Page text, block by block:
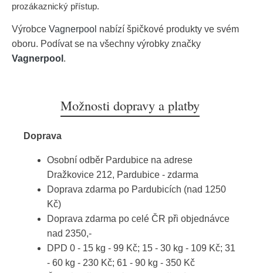
prozákaznický přístup.
Výrobce Vagnerpool nabízí špičkové produkty ve svém
oboru. Podívat se na všechny výrobky značky
Vagnerpool .
Možnosti dopravy a platby
Doprava
Osobní odběr Pardubice na adrese
Dražkovice 212, Pardubice - zdarma
Doprava zdarma po Pardubicích (nad 1250
Kč)
Doprava zdarma po celé ČR při objednávce
nad 2350,-
DPD 0 - 15 kg - 99 Kč; 15 - 30 kg - 109 Kč; 31
- 60 kg - 230 Kč; 61 - 90 kg - 350 Kč